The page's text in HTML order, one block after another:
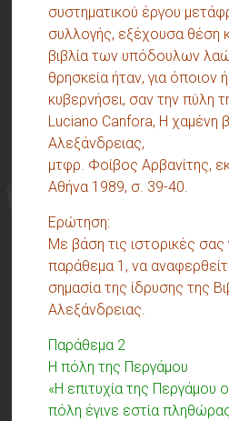
συστηματικού έργου
συλλογής, εξέχουσα θέση
βιβλία των υπόδουλων
θρησκεία ήταν, για όποιον
κυβερνήσει, σαν την πύλη
Luciano Canfora, Η χαμένη
Αλεξάνδρειας,
μτφρ. Φοίβος Αρβανίτης,
Αθήνα 1989, σ. 39-40.
Ερώτηση:
Με βάση τις ιστορικές σας
παράθεμα 1, να
σημασία της ίδρυσης της
Αλεξάνδρειας.
Παράθεμα 2
Η πόλη της Περγάμου
«Η επιτυχία της Περγάμου
πόλη έγινε εστία